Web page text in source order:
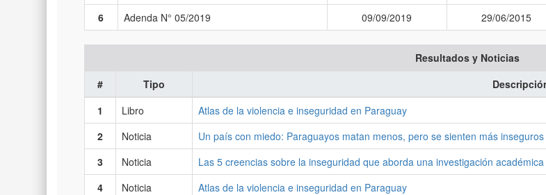
6
Adenda N° 05/2019 09/09/2019 29/06/2015
Resultados y Noticias
#
Tipo
1
Libro
Atlas de la violencia e inseguridad en Paraguay
2
Noticia
Un país con miedo: Paraguayos matan menos, pero se sienten más inseguros
3
Noticia
Las 5 creencias sobre la inseguridad que aborda una investigación académica
4
Noticia Atlas de la violencia e inseguridad en Paraguay